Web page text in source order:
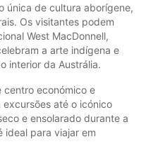
única de cultura aborígene,
Os visitantes podem
West MacDonnell,
a arte indígena e
interior da Austrália.
centro económico e
até o icónico
e ensolarado durante a
ideal para viajar em